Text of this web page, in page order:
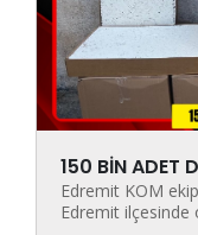
150 BİN ADET
Edremit KOM
Edremit ilçesinde